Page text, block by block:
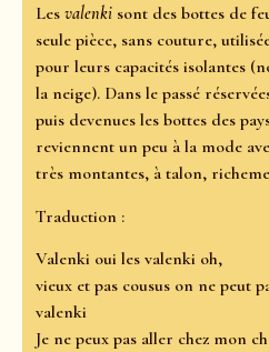
Les valenki sont des bottes de
seule pièce, sans couture,
pour leurs capacités isolantes
la neige). Dans le passé
puis devenues les bottes des
reviennent un peu à la mode
très montantes, à talon,
Traduction :
Valenki oui les valenki oh,
vieux et pas cousus on ne peut
valenki
Je ne peux pas aller chez mon